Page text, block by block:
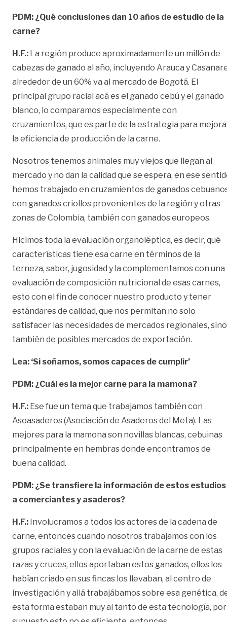
PDM: ¿Qué conclusiones dan 10 años de estudio de la
carne?
H.F.: La región produce aproximadamente un millón de
cabezas de ganado al año, incluyendo Arauca y
alrededor de un 60% va al mercado de Bogotá. El
principal grupo racial acá es el ganado cebú y el ganado
blanco, lo comparamos especialmente con
cruzamientos, que es parte de la estrategia para
la eficiencia de producción de la carne.
Nosotros tenemos animales muy viejos que llegan al
mercado y no dan la calidad que se espera, en ese
hemos trabajado en cruzamientos de ganados
con ganados criollos provenientes de la región y otras
zonas de Colombia, también con ganados europeos.
Hicimos toda la evaluación organoléptica, es decir, qué
características tiene esa carne en términos de la
terneza, sabor, jugosidad y la complementamos con una
evaluación de composición nutricional de esas carnes,
esto con el fin de conocer nuestro producto y tener
estándares de calidad, que nos permitan no solo
satisfacer las necesidades de mercados regionales, sino
también de posibles mercados de exportación.
Lea: ‘Si soñamos, somos capaces de cumplir’
PDM: ¿Cuál es la mejor carne para la mamona?
H.F.: Ese fue un tema que trabajamos también con
Asoasaderos (Asociación de Asaderos del Meta). Las
mejores para la mamona son novillas blancas, cebuinas
principalmente en hembras donde encontramos de
buena calidad.
PDM: ¿Se transfiere la información de estos estudios
a comerciantes y asaderos?
H.F.: Involucramos a todos los actores de la cadena de
carne, entonces cuando nosotros trabajamos con los
grupos raciales y con la evaluación de la carne de estas
razas y cruces, ellos aportaban estos ganados, ellos los
habían criado en sus fincas los llevaban, al centro de
investigación y allá trabajábamos sobre esa genética,
esta forma estaban muy al tanto de esta tecnología, por